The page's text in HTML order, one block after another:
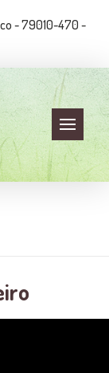
- 79010-470 -